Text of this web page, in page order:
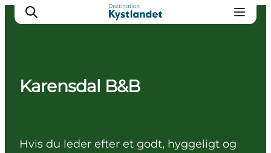
Oplevelser
Karensdal B&B
Hvis du leder efter et godt, hyggeligt og